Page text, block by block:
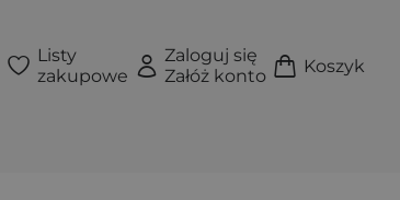
Listy
zakupowe
Zaloguj się
Załóż konto
Koszyk